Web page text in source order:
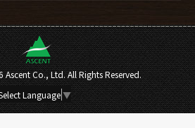
Ascent Co., Ltd. All Rights Reserved.
Language ▼